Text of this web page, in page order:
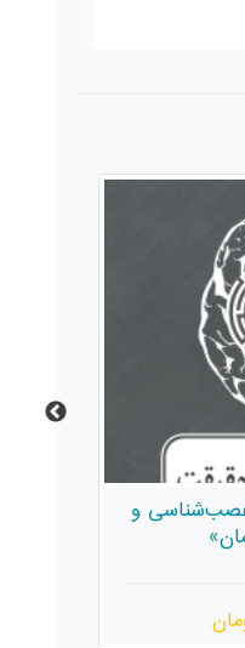
نمایش‌نامه‌نویسی